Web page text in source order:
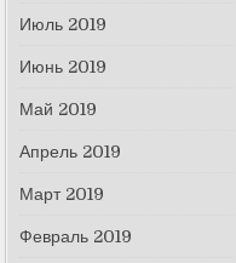
Июль 2019
Июнь 2019
Май 2019
Апрель 2019
Март 2019
Февраль 2019